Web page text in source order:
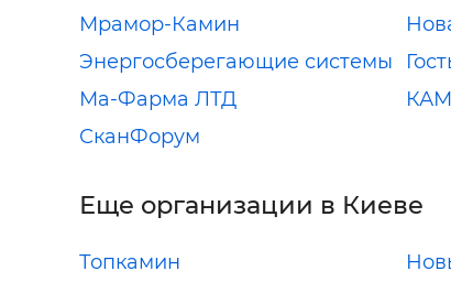
Мрамор-Камин
Энергосберегающие системы
Ма-Фарма ЛТД
СканФорум
Еще организации в Киеве
Топкамин